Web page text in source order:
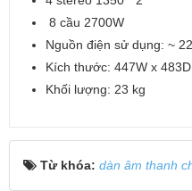
8 cầu 2700W
Nguồn điện sử dụng: ~
Kích thước: 447W x
Khối lượng: 23 kg
Từ khóa: dàn âm thanh